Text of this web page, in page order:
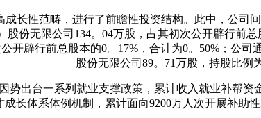
性范畴，进行了前瞻性投资结构。此中，公司
份无限公司134。04万股，占其初次公开辟行前
开辟行前总股本的0。17%，合计为0。50%；公
股份无限公司89。71万股，持股比例
出台一系列就业支撑政策，累计收入就业补帮资
长体系体例机制，累计面向9200万人次开展补助